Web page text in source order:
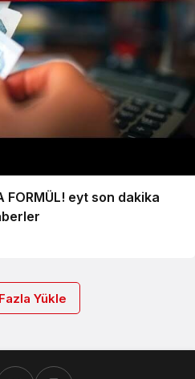
FORMÜL! eyt son dakika
Yükle